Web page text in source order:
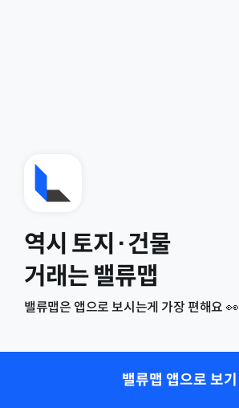
역시 토지·건물
거래는 밸류맵
밸류맵은 앱으로 보시는게 가장 편해요 👀
밸류맵 앱으로 보기